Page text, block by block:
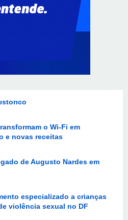
o Programa de Estágio
falando?”: A corrupção
ajuíza ação contra obras em
o Wi-Fi em
e novas receitas
de Augusto Nardes em
especializado a crianças
violência sexual no DF
ônibus para a 6ª Feira